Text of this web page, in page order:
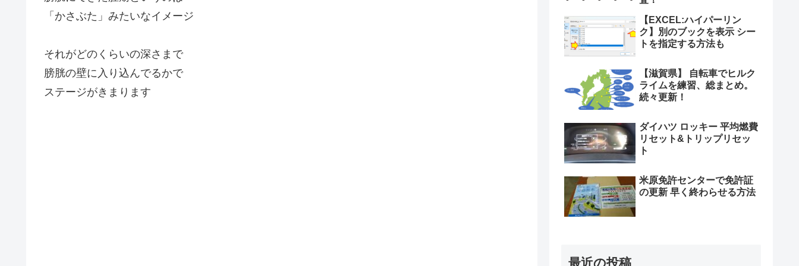
「かさぶた」みたいなイメージ
それがどのくらいの深さまで
膀胱の壁に入り込んでるかで
ステージがきまります
【EXCEL:ハイパーリン
ク】別のブックを表示 シー
トを指定する方法も
【滋賀県】 自転車でヒルク
ライムを練習、総まとめ。
続々更新！
ダイハツ ロッキー 平均燃費
リセット&トリップリセッ
ト
米原免許センターで免許証
の更新 早く終わらせる方法
最近の投稿